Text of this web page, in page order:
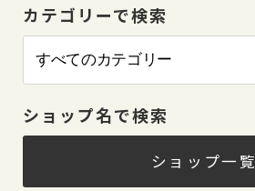
カテゴリーで検索
ショップ名で検索
ショップ一覧